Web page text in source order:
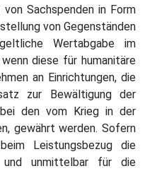
Sachspenden in Form
von Gegenständen
Wertabgabe im
diese für humanitäre
an Einrichtungen, die
zur Bewältigung der
den vom Krieg in der
gewährt werden. Sofern
Leistungsbezug die
und unmittelbar für die